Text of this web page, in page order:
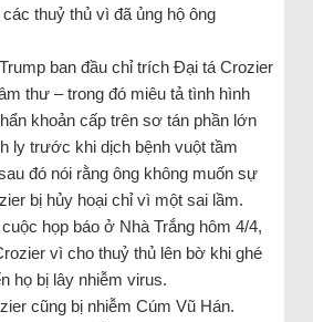
thuỷ thủ vì đã ủng hộ ông
ban đầu chỉ trích Đại tá Crozier
thư – trong đó miêu tả tình hình
khoản cấp trên sơ tán phần lớn
ly trước khi dịch bệnh vuột tầm
đó nói rằng ông không muốn sự
bị hủy hoại chỉ vì một sai lầm.
họp báo ở Nhà Trắng hôm 4/4,
vì cho thuỷ thủ lên bờ khi ghé
họ bị lây nhiễm virus.
cũng bị nhiễm Cúm Vũ Hán.